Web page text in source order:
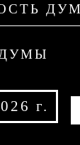
г.